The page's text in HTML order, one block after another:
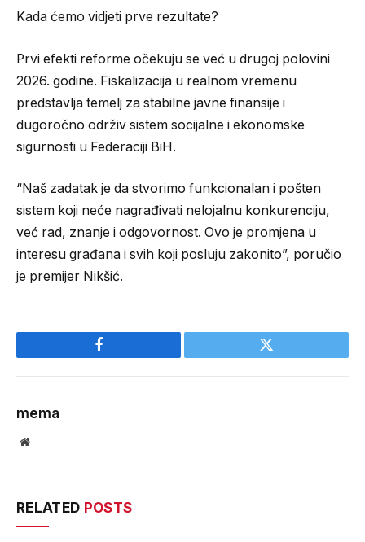
Kada ćemo vidjeti prve rezultate?
Prvi efekti reforme očekuju se već u drugoj polovini
2026. godine. Fiskalizacija u realnom vremenu
predstavlja temelj za stabilne javne finansije i
dugoročno održiv sistem socijalne i ekonomske
sigurnosti u Federaciji BiH.
“Naš zadatak je da stvorimo funkcionalan i pošten
sistem koji neće nagrađivati nelojalnu konkurenciju,
već rad, znanje i odgovornost. Ovo je promjena u
interesu građana i svih koji posluju zakonito”, poručio
je premijer Nikšić.
Facebook Twitter
mema
Website
RELATED POSTS